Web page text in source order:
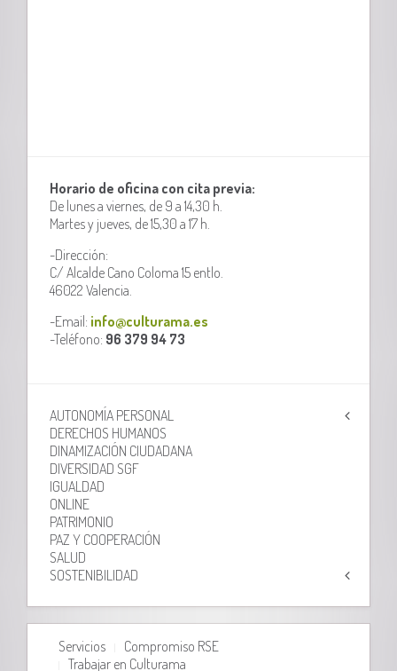
Horario de oficina con cita previa:
De lunes a viernes, de 9 a 14,30 h.
Martes y jueves, de 15,30 a 17 h.
-Dirección:
C/ Alcalde Cano Coloma 15 entlo.
46022 Valencia.
-Email: info@culturama.es
-Teléfono: 96 379 94 73
AUTONOMÍA PERSONAL
DERECHOS HUMANOS
DINAMIZACIÓN CIUDADANA
DIVERSIDAD SGF
IGUALDAD
ONLINE
PATRIMONIO
PAZ Y COOPERACIÓN
SALUD
SOSTENIBILIDAD
Servicios
Compromiso RSE
Trabajar en Culturama